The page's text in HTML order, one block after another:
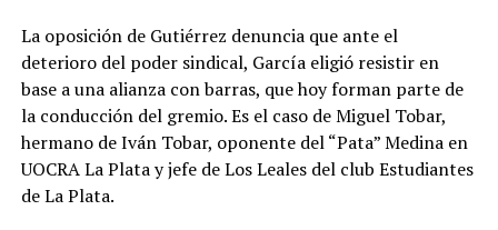
La oposición de Gutiérrez denuncia que ante el
deterioro del poder sindical, García eligió resistir en
base a una alianza con barras, que hoy forman parte de
la conducción del gremio. Es el caso de Miguel Tobar,
hermano de Iván Tobar, oponente del “Pata” Medina en
UOCRA La Plata y jefe de Los Leales del club Estudiantes
de La Plata.